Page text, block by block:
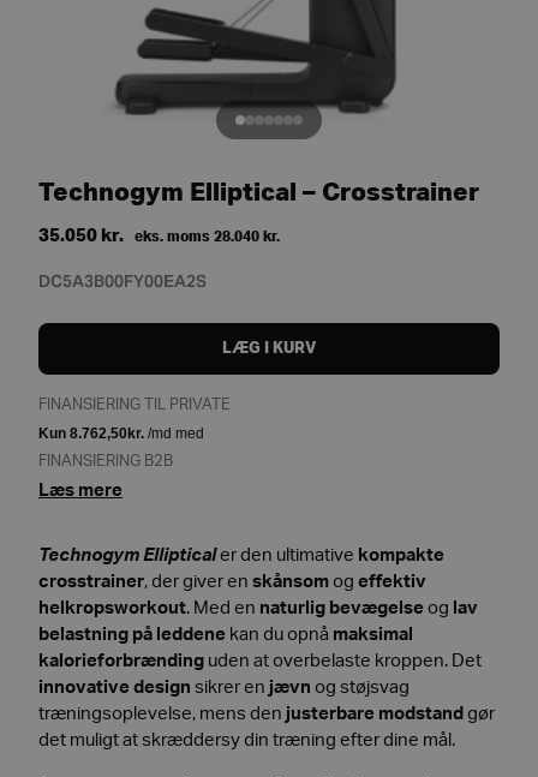
Technogym Elliptical – Crosstrainer
35.050 kr. eks. moms 28.040 kr.
DC5A3B00FY00EA2S
LÆG I KURV
FINANSIERING TIL PRIVATE
FINANSIERING B2B
Læs mere
Technogym Ellipticaler den ultimative kompakte
crosstrainer, der giver en skånsom og effektiv
helkropsworkout. Med en naturlig bevægelse og lav
belastning på leddene kan du opnå maksimal
kalorieforbrænding uden at overbelaste kroppen. Det
innovative design sikrer en jævn og støjsvag
træningsoplevelse, mens den justerbare modstand gør
det muligt at skræddersy din træning efter dine mål.